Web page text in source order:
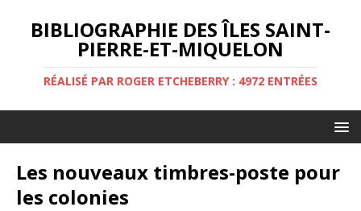
BIBLIOGRAPHIE DES ÎLES SAINT-
PIERRE-ET-MIQUELON
RÉALISÉ PAR ROGER ETCHEBERRY : 4972 ENTRÉES
Les nouveaux timbres-poste pour
les colonies